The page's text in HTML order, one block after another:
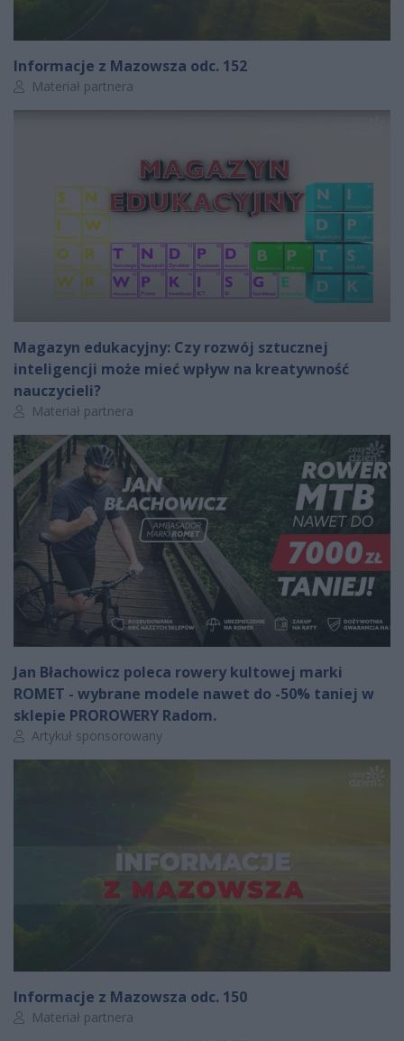
Informacje z Mazowsza odc. 152
Autor artykułu:
Materiał partnera
Magazyn edukacyjny: Czy rozwój sztucznej
inteligencji może mieć wpływ na kreatywność
nauczycieli?
Autor artykułu:
Materiał partnera
Jan Błachowicz poleca rowery kultowej marki
ROMET - wybrane modele nawet do -50% taniej w
sklepie PROROWERY Radom.
Autor artykułu:
Artykuł sponsorowany
Informacje z Mazowsza odc. 150
Autor artykułu:
Materiał partnera